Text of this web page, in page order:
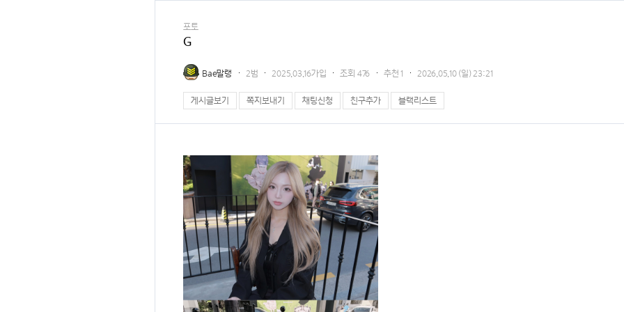
포토
G
Bae말랭 2범 2025.03.16가입 조회 476 추천1 2026.05.10 (일) 23:21
게시글보기 쪽지보내기 채팅신청 친구추가 블랙리스트